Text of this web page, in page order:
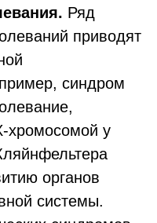
Ряд
приводят
синдром
хромосомой у
органов
системы.